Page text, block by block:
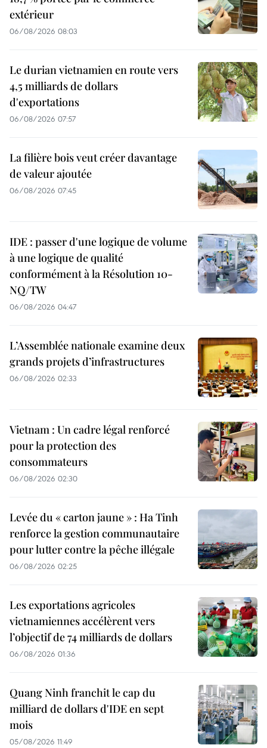
extérieur
06/08/2026 08:03
Le durian vietnamien en route vers
4,5 milliards de dollars
d'exportations
06/08/2026 07:57
La filière bois veut créer davantage
de valeur ajoutée
06/08/2026 07:45
IDE : passer d'une logique de volume
à une logique de qualité
conformément à la Résolution 10-
NQ/TW
06/08/2026 04:47
L’Assemblée nationale examine deux
grands projets d’infrastructures
06/08/2026 02:33
Vietnam : Un cadre légal renforcé
pour la protection des
consommateurs
06/08/2026 02:30
Levée du « carton jaune » : Ha Tinh
renforce la gestion communautaire
pour lutter contre la pêche illégale
06/08/2026 02:25
Les exportations agricoles
vietnamiennes accélèrent vers
l’objectif de 74 milliards de dollars
06/08/2026 01:36
Quang Ninh franchit le cap du
milliard de dollars d'IDE en sept
mois
05/08/2026 11:49